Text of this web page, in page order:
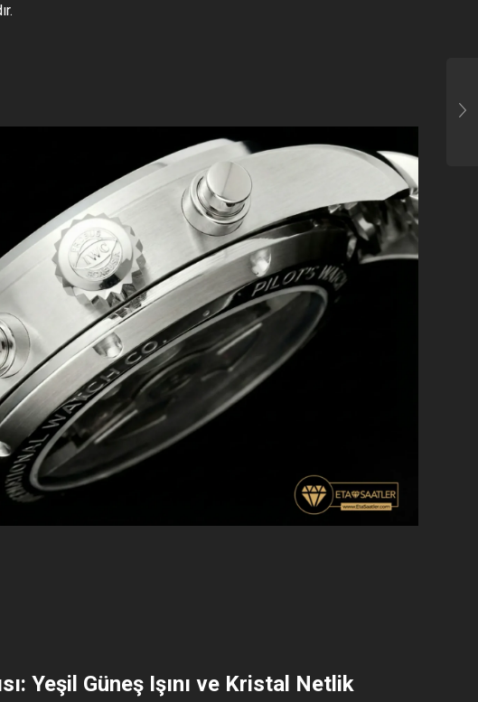
Yeşil Güneş Işını ve Kristal Netlik